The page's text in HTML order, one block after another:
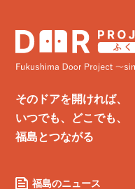
そのドアを開ければ、
いつでも、どこでも、
福島とつながる
福島のニュース